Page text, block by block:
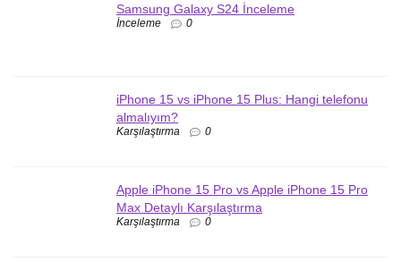
Samsung Galaxy S24 İnceleme
İnceleme 0
iPhone 15 vs iPhone 15 Plus: Hangi telefonu
almalıyım?
Karşılaştırma 0
Apple iPhone 15 Pro vs Apple iPhone 15 Pro
Max Detaylı Karşılaştırma
Karşılaştırma 0